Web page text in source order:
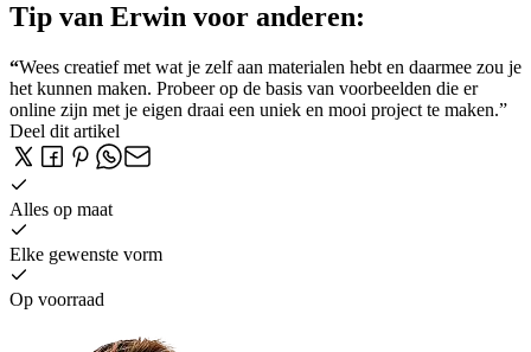
Tip van Erwin voor anderen:
“Wees creatief met wat je zelf aan materialen hebt en daarmee zou je
het kunnen maken. Probeer op de basis van voorbeelden die er
online zijn met je eigen draai een uniek en mooi project te maken.”
Deel dit artikel
Alles op maat
Elke gewenste vorm
Op voorraad